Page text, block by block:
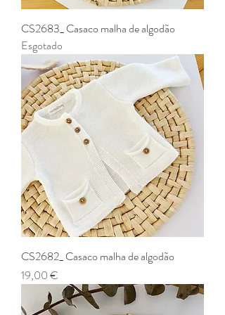
CS2683_ Casaco malha de algodão
Esgotado
CS2682_ Casaco malha de algodão
Preço
19,00 €